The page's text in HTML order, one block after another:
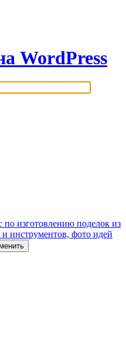
WordPress
изготовлению поделок из
и инструментов, фото идей